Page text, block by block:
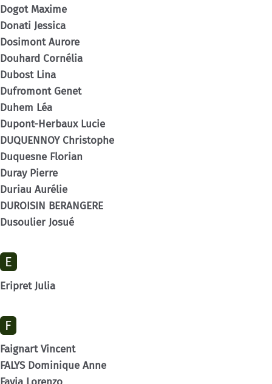
Dogot Maxime
Donati Jessica
Dosimont Aurore
Douhard Cornélia
Dubost Lina
Dufromont Genet
Duhem Léa
Dupont-Herbaux Lucie
DUQUENNOY Christophe
Duquesne Florian
Duray Pierre
Duriau Aurélie
DUROISIN BERANGERE
Dusoulier Josué
E
Eripret Julia
F
Faignart Vincent
FALYS Dominique Anne